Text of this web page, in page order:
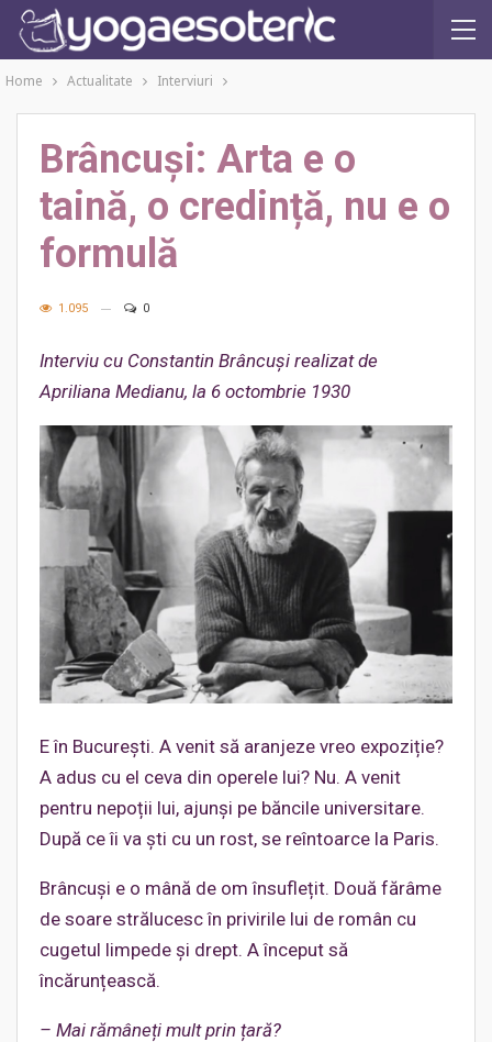
Home Actualitate Interviuri
Brâncuși: Arta e o
taină, o credință, nu e o
formulă
1.095 0
Interviu cu Constantin Brâncuşi realizat de
Apriliana Medianu, la 6 octombrie 1930
E în București. A venit să aranjeze vreo expoziție?
A adus cu el ceva din operele lui? Nu. A venit
pentru nepoții lui, ajunși pe băncile universitare.
După ce îi va ști cu un rost, se reîntoarce la Paris.
Brâncuși e o mână de om însuflețit. Două fărâme
de soare strălucesc în privirile lui de român cu
cugetul limpede și drept. A început să
încărunțească.
– Mai rămâneți mult prin țară?